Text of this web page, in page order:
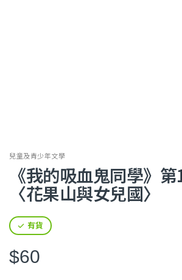
兒童及青少年文學
《我的吸血鬼同學》
〈花果山與女兒國〉
有貨
$60